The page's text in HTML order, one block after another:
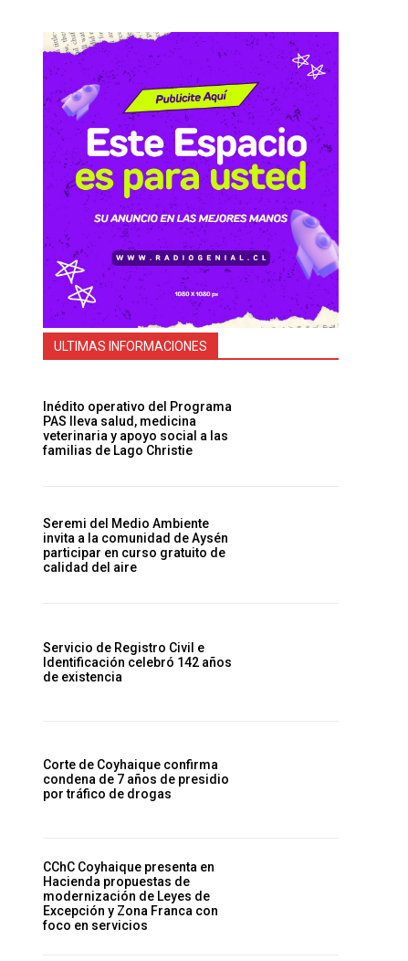
ULTIMAS INFORMACIONES
Inédito operativo del Programa
PAS lleva salud, medicina
veterinaria y apoyo social a las
familias de Lago Christie
Seremi del Medio Ambiente
invita a la comunidad de Aysén
participar en curso gratuito de
calidad del aire
Servicio de Registro Civil e
Identificación celebró 142 años
de existencia
Corte de Coyhaique confirma
condena de 7 años de presidio
por tráfico de drogas
CChC Coyhaique presenta en
Hacienda propuestas de
modernización de Leyes de
Excepción y Zona Franca con
foco en servicios